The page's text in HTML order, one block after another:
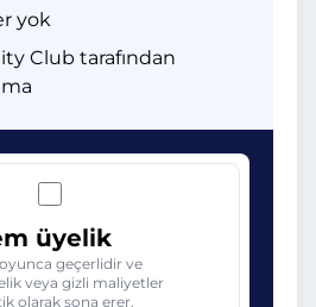
yok
Club tarafından
üyelik
geçerlidir ve
veya gizli maliyetler
olarak sona erer.